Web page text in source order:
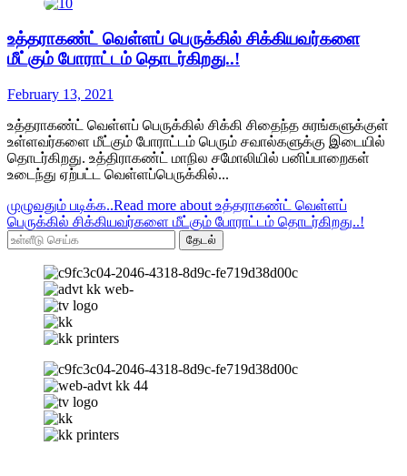
உத்தராகண்ட் வெள்ளப் பெருக்கில் சிக்கியவர்களை
மீட்கும் போராட்டம் தொடர்கிறது..!
February 13, 2021
உத்தராகண்ட் வெள்ளப் பெருக்கில் சிக்கி சிதைந்த சுரங்களுக்குள்
உள்ளவர்களை மீட்கும் போராட்டம் பெரும் சவால்களுக்கு இடையில்
தொடர்கிறது. உத்திராகண்ட் மாநில சமோலியில் பனிப்பாறைகள்
உடைந்து ஏற்பட்ட வெள்ளப்பெருக்கில்...
முழுவதும் படிக்க..Read more about உத்தராகண்ட் வெள்ளப்
பெருக்கில் சிக்கியவர்களை மீட்கும் போராட்டம் தொடர்கிறது..!
தேடல்